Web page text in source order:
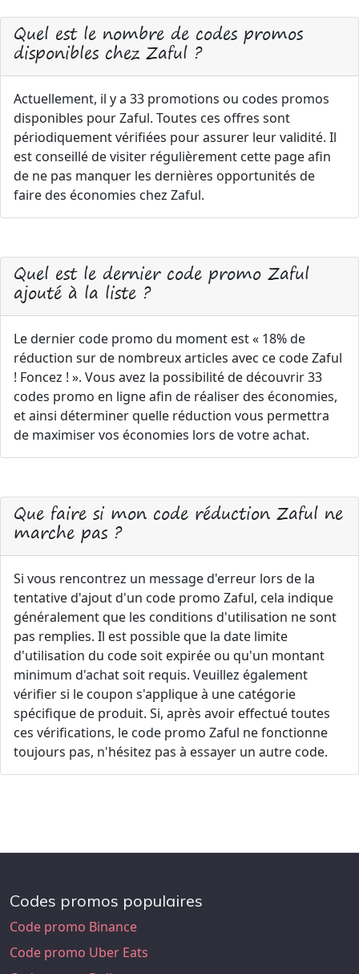
Quel est le nombre de codes promos
disponibles chez Zaful ?
Actuellement, il y a 33 promotions ou codes promos
disponibles pour Zaful. Toutes ces offres sont
périodiquement vérifiées pour assurer leur validité. Il
est conseillé de visiter régulièrement cette page afin
de ne pas manquer les dernières opportunités de
faire des économies chez Zaful.
Quel est le dernier code promo Zaful
ajouté à la liste ?
Le dernier code promo du moment est « 18% de
réduction sur de nombreux articles avec ce code Zaful
! Foncez ! ». Vous avez la possibilité de découvrir 33
codes promo en ligne afin de réaliser des économies,
et ainsi déterminer quelle réduction vous permettra
de maximiser vos économies lors de votre achat.
Que faire si mon code réduction Zaful ne
marche pas ?
Si vous rencontrez un message d'erreur lors de la
tentative d'ajout d'un code promo Zaful, cela indique
généralement que les conditions d'utilisation ne sont
pas remplies. Il est possible que la date limite
d'utilisation du code soit expirée ou qu'un montant
minimum d'achat soit requis. Veuillez également
vérifier si le coupon s'applique à une catégorie
spécifique de produit. Si, après avoir effectué toutes
ces vérifications, le code promo Zaful ne fonctionne
toujours pas, n'hésitez pas à essayer un autre code.
Codes promos populaires
Code promo Binance
Code promo Uber Eats